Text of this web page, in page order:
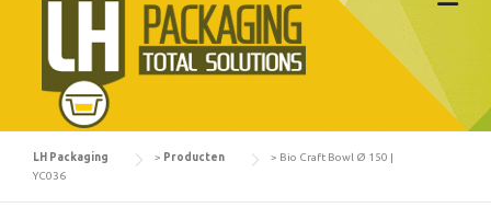
LH Packaging > Producten > Bio Craft Bowl Ø 150 |
YC036